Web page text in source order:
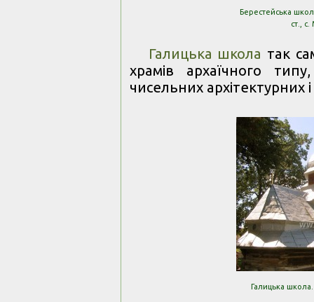
Берестейська
ст.,
Галицька школа так
храмів архаїчного
чисельних архітектурних
Галицька